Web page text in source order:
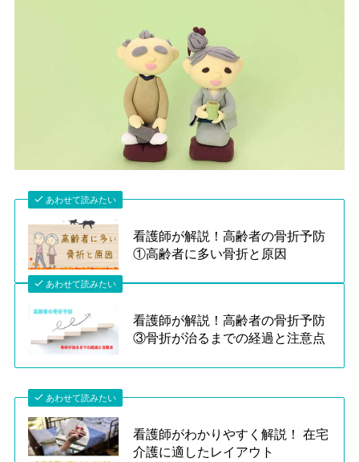
あわせて読みたい
看護師が解説！高齢者の骨折予防
①高齢者に多い骨折と原因
あわせて読みたい
看護師が解説！高齢者の骨折予防
③骨折が治るまでの経過と注意点
あわせて読みたい
看護師がわかりやすく解説！ 在宅
介護に適したレイアウト